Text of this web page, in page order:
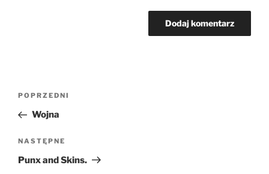
Nawigacja
Poprzedni
wpis
POPRZEDNI
Wojna
Następny
wpis
NASTĘPNE
Punx and Skins.